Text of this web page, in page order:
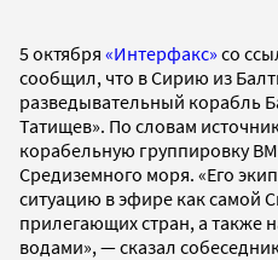
5 октября «Интерфакс» со
сообщил, что в Сирию из
разведывательный корабль
Татищев». По словам
корабельную группировку
Средиземного моря. «Его
ситуацию в эфире как самой
прилегающих стран, а также
водами», — сказал